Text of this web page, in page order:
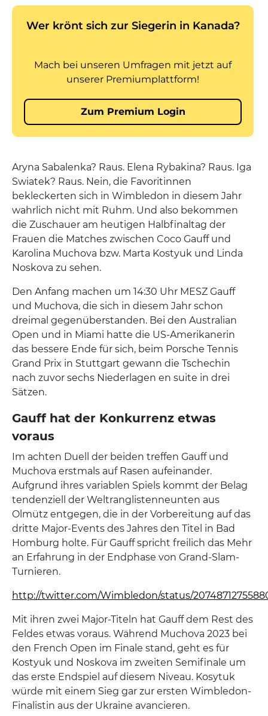
Aryna Sabalenka? Raus. Elena Rybakina? Raus. Iga
Swiatek? Raus. Nein, die Favoritinnen
bekleckerten sich in Wimbledon in diesem Jahr
wahrlich nicht mit Ruhm. Und also bekommen
die Zuschauer am heutigen Halbfinaltag der
Frauen die Matches zwischen Coco Gauff und
Karolina Muchova bzw. Marta Kostyuk und Linda
Noskova zu sehen.
Den Anfang machen um 14:30 Uhr MESZ Gauff
und Muchova, die sich in diesem Jahr schon
dreimal gegenüberstanden. Bei den Australian
Open und in Miami hatte die US-Amerikanerin
das bessere Ende für sich, beim Porsche Tennis
Grand Prix in Stuttgart gewann die Tschechin
nach zuvor sechs Niederlagen en suite in drei
Sätzen.
Gauff hat der Konkurrenz etwas
voraus
Im achten Duell der beiden treffen Gauff und
Muchova erstmals auf Rasen aufeinander.
Aufgrund ihres variablen Spiels kommt der Belag
tendenziell der Weltranglistenneunten aus
Olmütz entgegen, die in der Vorbereitung auf das
dritte Major-Events des Jahres den Titel in Bad
Homburg holte. Für Gauff spricht freilich das Mehr
an Erfahrung in der Endphase von Grand-Slam-
Turnieren.
http://twitter.com/Wimbledon/status/
Mit ihren zwei Major-Titeln hat Gauff dem Rest des
Feldes etwas voraus. Während Muchova 2023 bei
den French Open im Finale stand, geht es für
Kostyuk und Noskova im zweiten Semifinale um
das erste Endspiel auf diesem Niveau. Kosytuk
würde mit einem Sieg gar zur ersten Wimbledon-
Finalistin aus der Ukraine avancieren.